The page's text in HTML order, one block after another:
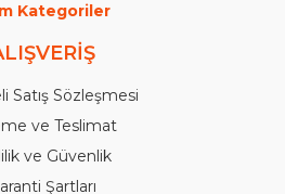
Kategoriler
Satış Sözleşmesi
ve Teslimat
ve Güvenlik
Şartları